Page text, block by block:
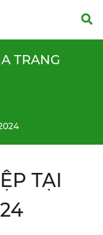
TRANG
TẠI